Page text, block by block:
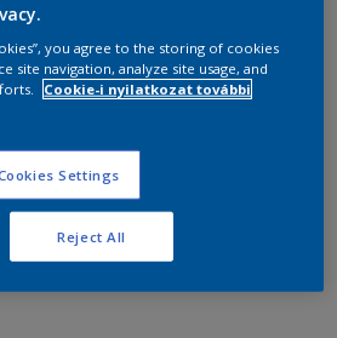
you agree to the storing of cookies
site navigation, analyze site usage, and
Cookie-i nyilatkozat további
Settings
Reject All